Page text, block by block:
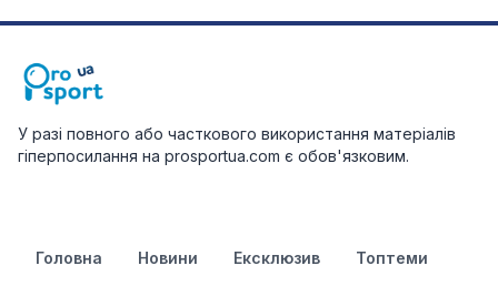
У разі повного або часткового використання матеріалів
гіперпосилання на prosportua.com є обов'язковим.
Головна Новини Ексклюзив Топтеми